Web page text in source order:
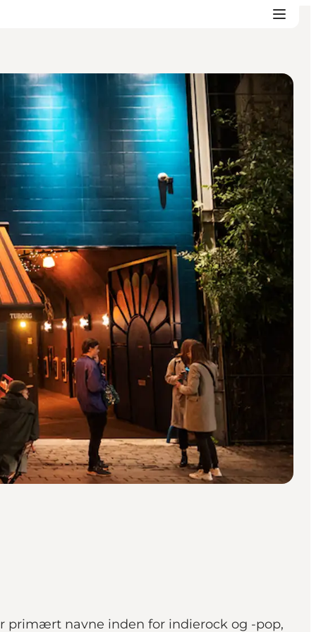
primært navne inden for indierock og -pop,